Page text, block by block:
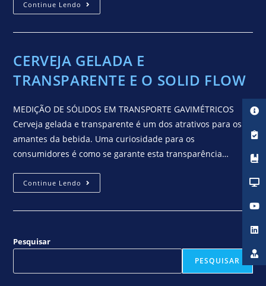
Continue Lendo
CERVEJA GELADA E
TRANSPARENTE E O SOLID FLOW
MEDIÇÃO DE SÓLIDOS EM TRANSPORTE GAVIMÉTRICOS
Cerveja gelada e transparente é um dos atrativos para os
amantes da bebida. Uma curiosidade para os
consumidores é como se garante esta transparência…
Continue Lendo
Pesquisar
PESQUISAR